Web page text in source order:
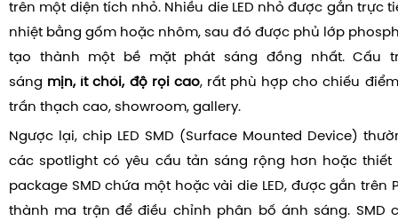
trên một diện tích nhỏ. Nhiều die LED nhỏ được gắn trực
nhiệt bằng gốm hoặc nhôm, sau đó được phủ lớp
tạo thành một bề mặt phát sáng đồng nhất. Cấu
sáng mịn, ít chói, độ rọi cao, rất phù hợp cho chiếu
trần thạch cao, showroom, gallery.
Ngược lại, chip LED SMD (Surface Mounted Device)
các spotlight có yêu cầu tản sáng rộng hơn hoặc thiết
package SMD chứa một hoặc vài die LED, được gắn trên
thành ma trận để điều chỉnh phân bố ánh sáng. SMD